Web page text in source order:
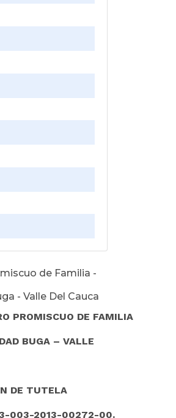
de Familia -
- Valle Del Cauca
PROMISCUO DE FAMILIA
BUGA – VALLE
DE TUTELA
003-2013-00272-00.